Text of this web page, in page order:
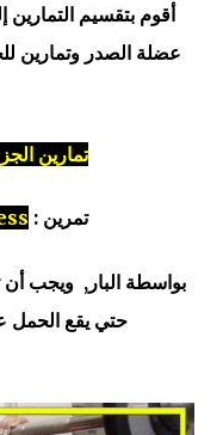
أقوم بتقسيم التمارين
عضلة الصدر وتمارين
تمارين
تمرين :
بواسطة البار, ويجب أن
حتي يقع الحمل